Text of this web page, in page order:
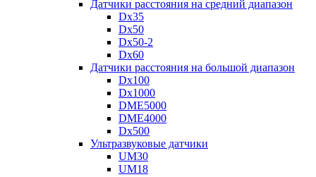
Датчики расстояния на средний диапазон
Dx35
Dx50
Dx50-2
Dx60
Датчики расстояния на большой диапазон
Dx100
Dx1000
DME5000
DME4000
Dx500
Ультразвуковые датчики
UM30
UM18